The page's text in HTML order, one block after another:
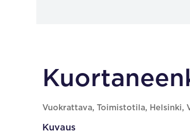
Vuokrattava, Toimistotila, Helsinki,
Kuvaus